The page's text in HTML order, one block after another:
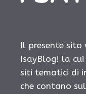
Il presente sito
IsayBlog! la
siti tematici di
che contano